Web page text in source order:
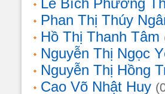
Lê Bích Phương
Phan Thị Thúy
Hồ Thị Thanh Tâm
Nguyễn Thị Ngọc
Nguyễn Thị Hồng
Cao Võ Nhật Huy